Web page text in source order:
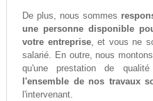
De plus, nous sommes
une personne disponible
votre entreprise, et vous ne
salarié. En outre, nous
qu'une prestation de
l'ensemble de nos travaux
l'intervenant.